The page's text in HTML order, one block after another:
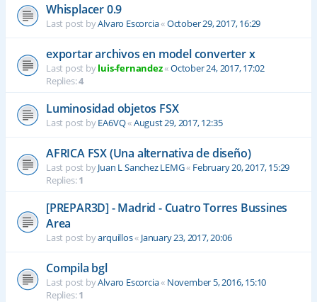
Whisplacer 0.9
Last post byAlvaro Escorcia«October 29, 2017, 16:29
exportar archivos en model converter x
Last post byluis-fernandez«October 24, 2017, 17:02
Replies:4
Luminosidad objetos FSX
Last post byEA6VQ«August 29, 2017, 12:35
AFRICA FSX (Una alternativa de diseño)
Last post byJuan L Sanchez LEMG« February 20, 2017, 15:29
Replies:1
[PREPAR3D] - Madrid - Cuatro Torres Bussines
Area
Last post byarquillos« January 23, 2017, 20:06
Compila bgl
Last post byAlvaro Escorcia« November 5, 2016, 15:10
Replies:1